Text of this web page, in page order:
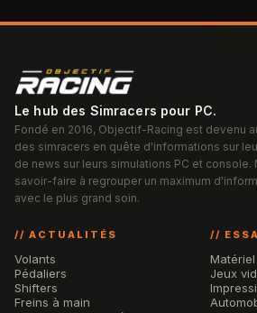
Le hub des Simracers pour PC.
Fondé en 2016, Objectif-Racing est devenu
des simracers en quête d'informations sur
de news sur leurs simulations PC et
savoir-faire à regrouper un maximum
avec le plus grand soin.
// ACTUALITÉS
Volants
Pédaliers
Shifters
Freins à main
//
Matériel
Jeux